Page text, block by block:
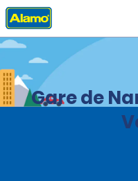
Accueil Agences
Gare de